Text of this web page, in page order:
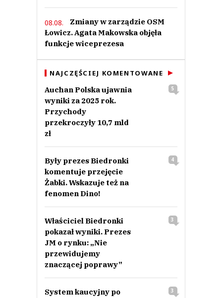
08.08.
Zmiany w zarządzie OSM
Łowicz. Agata Makowska objęła
funkcje wiceprezesa
NAJCZĘŚCIEJ KOMENTOWANE
Auchan Polska ujawnia
wyniki za 2025 rok.
Przychody
przekroczyły 10,7 mld
zł
5
Były prezes Biedronki
komentuje przejęcie
Żabki. Wskazuje też na
fenomen Dino!
4
Właściciel Biedronki
pokazał wyniki. Prezes
JM o rynku: „Nie
przewidujemy
znaczącej poprawy”
3
System kaucyjny po
3